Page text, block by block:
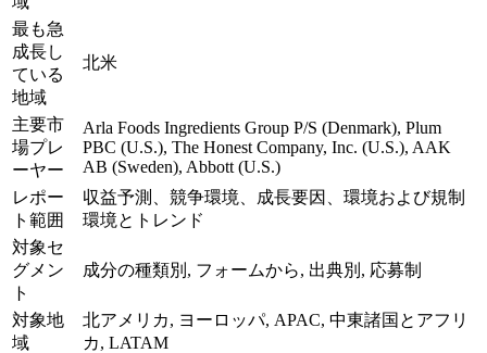
最も急
成長し
ている
地域
北米
主要市
場プレ
ーヤー
Arla Foods Ingredients Group P/S (Denmark), Plum
PBC (U.S.), The Honest Company, Inc. (U.S.), AAK
AB (Sweden), Abbott (U.S.)
レポー
ト範囲
収益予測、競争環境、成長要因、環境および規制
環境とトレンド
対象セ
グメン
ト
成分の種類別, フォームから, 出典別, 応募制
対象地
域
北アメリカ, ヨーロッパ, APAC, 中東諸国とアフリ
カ, LATAM